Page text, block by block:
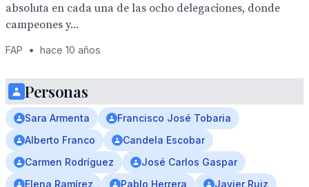
absoluta en cada una de las ocho delegaciones, donde
campeones y...
FAP • hace 10 años
Personas
Sara Armenta
Francisco José Tobaria
Alberto Franco
Candela Escobar
Carmen Rodríguez
José Carlos Gaspar
Elena Ramírez
Pablo Herrera Javier Ruiz